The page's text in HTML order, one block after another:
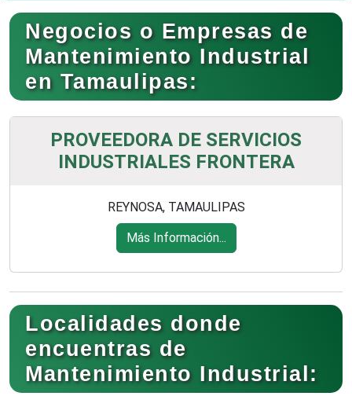
Negocios o Empresas de
Mantenimiento Industrial
en Tamaulipas:
PROVEEDORA DE SERVICIOS
INDUSTRIALES FRONTERA
REYNOSA, TAMAULIPAS
Más Información...
Localidades donde
encuentras de
Mantenimiento Industrial: